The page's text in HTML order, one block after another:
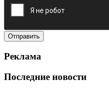
Реклама
Последние новости